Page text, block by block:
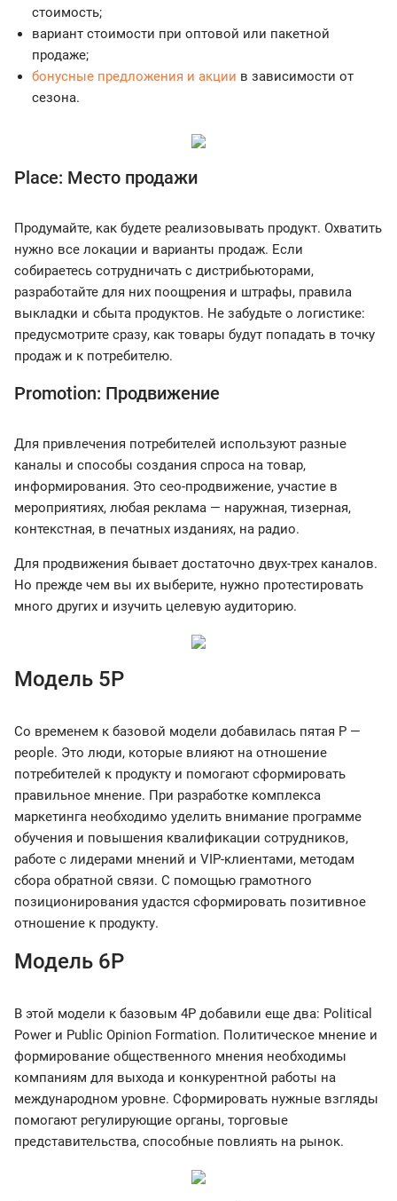
стоимость;
вариант стоимости при оптовой или пакетной
продаже;
бонусные предложения и акции в зависимости от
сезона.
Place: Место продажи
Продумайте, как будете реализовывать продукт. Охватить
нужно все локации и варианты продаж. Если
собираетесь сотрудничать с дистрибьюторами,
разработайте для них поощрения и штрафы, правила
выкладки и сбыта продуктов. Не забудьте о логистике:
предусмотрите сразу, как товары будут попадать в точку
продаж и к потребителю.
Promotion: Продвижение
Для привлечения потребителей используют разные
каналы и способы создания спроса на товар,
информирования. Это сео-продвижение, участие в
мероприятиях, любая реклама — наружная, тизерная,
контекстная, в печатных изданиях, на радио.
Для продвижения бывает достаточно двух-трех каналов.
Но прежде чем вы их выберите, нужно протестировать
много других и изучить целевую аудиторию.
Модель 5P
Со временем к базовой модели добавилась пятая Р —
people. Это люди, которые влияют на отношение
потребителей к продукту и помогают сформировать
правильное мнение. При разработке комплекса
маркетинга необходимо уделить внимание программе
обучения и повышения квалификации сотрудников,
работе с лидерами мнений и VIP-клиентами, методам
сбора обратной связи. С помощью грамотного
позиционирования удастся сформировать позитивное
отношение к продукту.
Модель 6P
В этой модели к базовым 4Р добавили еще два: Political
Power и Public Opinion Formation. Политическое мнение и
формирование общественного мнения необходимы
компаниям для выхода и конкурентной работы на
международном уровне. Сформировать нужные взгляды
помогают регулирующие органы, торговые
представительства, способные повлиять на рынок.